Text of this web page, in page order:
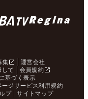
集
運営会社
して
会員規約
基づく表示
ージサービス利用規約
プ サイトマップ